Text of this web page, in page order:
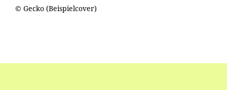
© Gecko (Beispielcover)